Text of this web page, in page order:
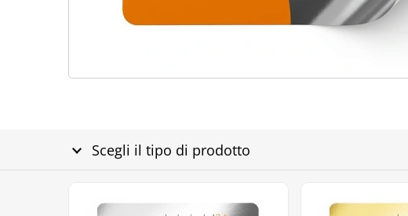
Scegli il tipo di prodotto